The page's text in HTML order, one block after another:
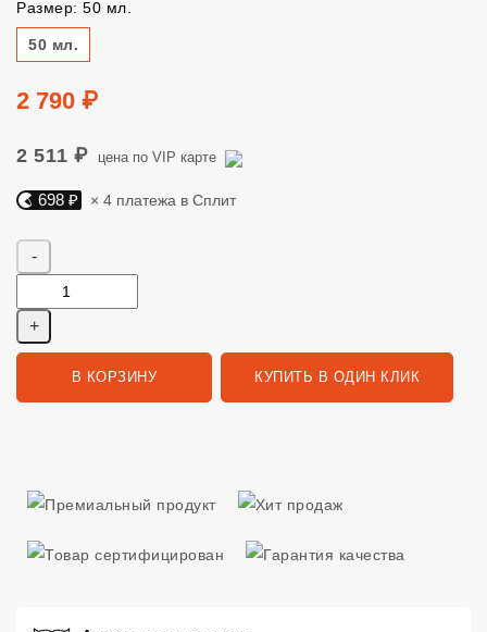
Размер: 50 мл.
Размер
50 мл.
Цена
2 790 ₽
2 511 ₽ цена по VIP карте
Яндекс Сплит. 698 руб, 4 платежа в Сплит
698 ₽ × 4 платежа в Сплит
В КОРЗИНУ КУПИТЬ В ОДИН КЛИК